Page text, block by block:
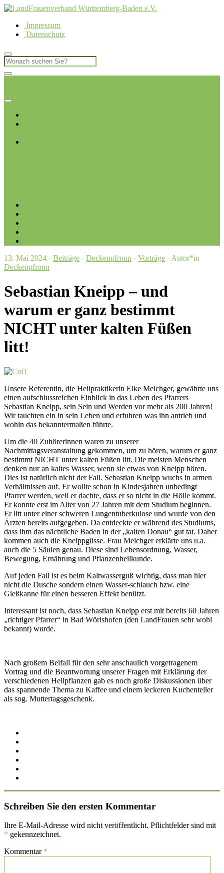
Impressum
Datenschutz
13. Mai 2024 - Beiträge - Deckenpfronn - Vorträge - Autor*in
Deckenpfronn
Sebastian Kneipp – und
warum er ganz bestimmt
NICHT unter kalten Füßen
litt!
Unsere Referentin, die Heilpraktikerin Elke Melchger, gewährte uns
einen aufschlussreichen Einblick in das Leben des Pfarrers
Sebastian Kneipp, sein Sein und Werden vor mehr als 200 Jahren!
Wir tauchten ein in sein Leben und erfuhren was ihn antrieb und
wohin das bekanntermaßen führte.
Um die 40 Zuhörerinnen waren zu unserer
Nachmittagsveranstaltung gekommen, um zu hören, warum er ganz
bestimmt NICHT unter kalten Füßen litt. Die meisten Menschen
denken nur an kaltes Wasser, wenn sie etwas von Kneipp hören.
Dies ist natürlich nicht der Fall. Sebastian Kneipp wuchs in armen
Verhältnissen auf. Er wollte schon in Kindesjahren unbedingt
Pfarrer werden, weil er dachte, dass er so nicht in die Hölle kommt.
Er konnte erst im Alter von 27 Jahren mit dem Studium beginnen.
Er litt unter einer schweren Lungentuberkulose und wurde von den
Ärzten bereits aufgegeben. Da entdeckte er während des Studiums,
dass ihm das nächtliche Baden in der „kalten Donau“ gut tat. Daher
kommen auch die Kneippgüsse. Frau Melchger erklärte uns u.a.
auch die 5 Säulen genau. Diese sind Lebensordnung, Wasser,
Bewegung, Ernährung und Pflanzenheilkunde.
Auf jeden Fall ist es beim Kaltwasserguß wichtig, dass man hier
nicht die Dusche sondern einen Wasser-schlauch bzw. eine
Gießkanne für einen besseren Effekt benützt.
Interessant ist noch, dass Sebastian Kneipp erst mit bereits 60 Jahren
„richtiger Pfarrer“ in Bad Wörishofen (den LandFrauen sehr wohl
bekannt) wurde.
Nach großem Beifall für den sehr anschaulich vorgetragenem
Vortrag und die Beantwortung unserer Fragen mit Erklärung der
verschiedenen Heilpflanzen gab es noch große Diskussionen über
das spannende Thema zu Kaffee und einem leckeren Kuchenteller
als sog. Muttertagsgeschenk.
Schreiben Sie den ersten Kommentar
Ihre E-Mail-Adresse wird nicht veröffentlicht. Pflichtfelder sind mit
* gekennzeichnet.
Kommentar *